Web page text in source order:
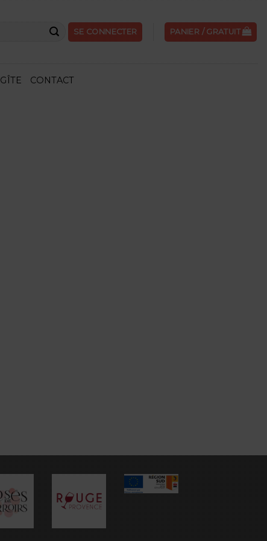
SE CONNECTER PANIER / GRATUIT
GÎTE CONTACT